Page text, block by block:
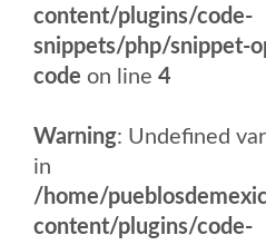
content/plugins/code-
snippets/php/snippet-
code on line 4
Warning: Undefined
in
/home/
content/plugins/code-